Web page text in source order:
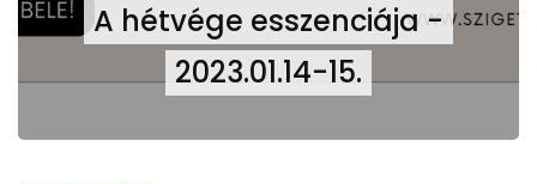
A hétvége esszenciája -
2023.01.14-15.